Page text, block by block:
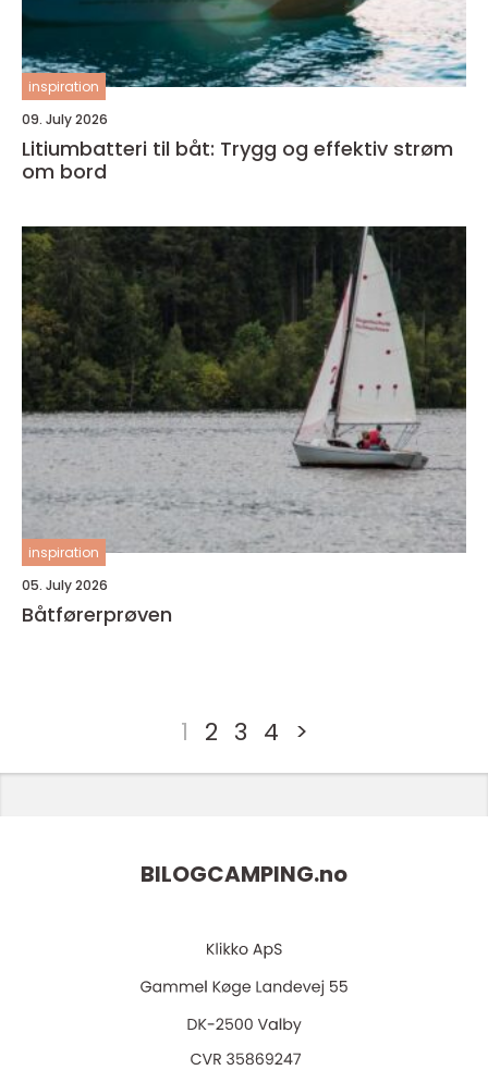
inspiration
09. July 2026
Litiumbatteri til båt: Trygg og effektiv strøm
om bord
inspiration
05. July 2026
Båtførerprøven
1 2 3 4 >
BILOGCAMPING.no